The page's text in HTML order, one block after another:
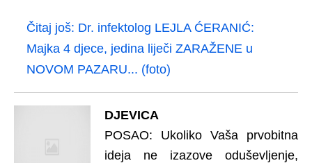
Čitaj još: Dr. infektolog LEJLA ĆERANIĆ:
Majka 4 djece, jedina liječi ZARAŽENE u
NOVOM PAZARU... (foto)
DJEVICA
POSAO: Ukoliko Vaša prvobitna
ideja ne izazove oduševljenje,